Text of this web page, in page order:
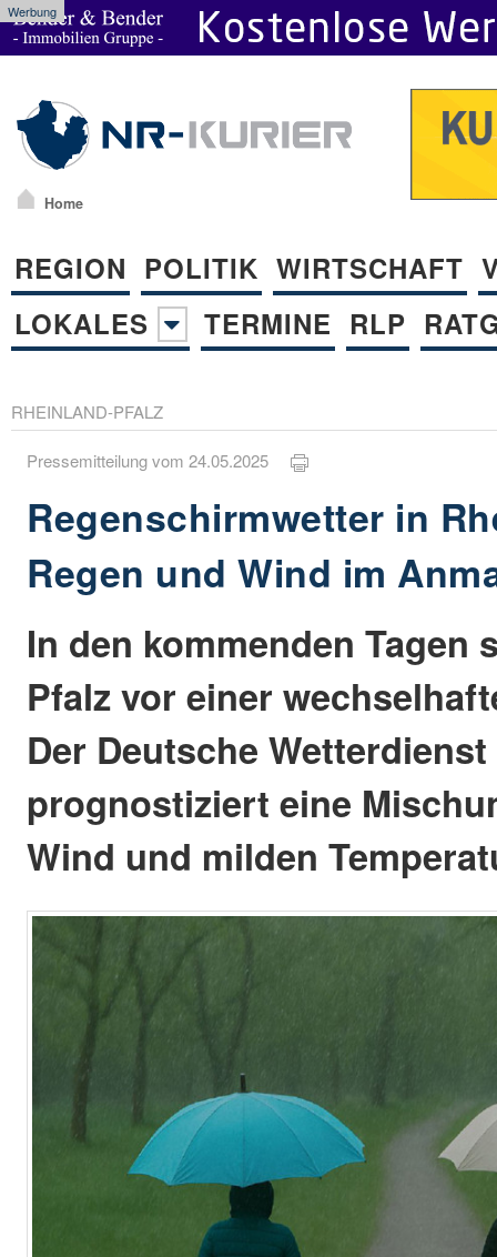
Werbung
Home
REGION POLITIK WIRTSCHAFT
LOKALES
TERMINE RLP
RHEINLAND-PFALZ
Pressemitteilung vom 24.05.2025
Regenschirmwetter in
Regen und Wind im
In den kommenden Tagen
Pfalz vor einer
Der Deutsche Wetterdienst
prognostiziert eine
Wind und milden